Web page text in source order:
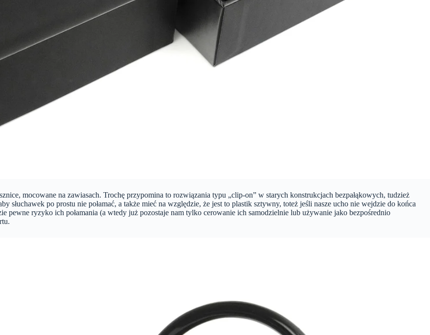
mocowane na zawiasach. Trochę przypomina to rozwiązania typu „clip-on” w starych konstrukcjach bezpałąkowych, tudzież
po prostu nie połamać, a także mieć na względzie, że jest to plastik sztywny, toteż jeśli nasze ucho nie wejdzie do końca
pewne ryzyko ich połamania (a wtedy już pozostaje nam tylko cerowanie ich samodzielnie lub używanie jako bezpośrednio